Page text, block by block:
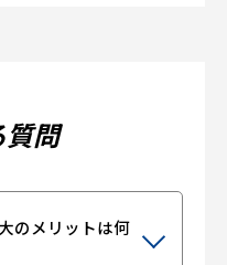
問
のメリットは何